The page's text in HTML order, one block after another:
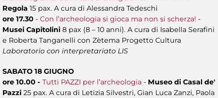
Regola 15 pax. A cura di Alessandra Tedeschi
ore 17.30 - Con l’archeologia si gioca ma non si scherza! -
Musei Capitolini 8 pax (8 – 10 anni). A cura di Isabella Serafini
e Roberta Tanganelli con Zètema Progetto Cultura
Laboratorio con interpretariato LIS
SABATO 18 GIUGNO
ore 10.00 - Tutti PAZZI per l’archeologia - Museo di Casal de'
Pazzi 25 pax. A cura di Letizia Silvestri, Gian Luca Zanzi, Paola